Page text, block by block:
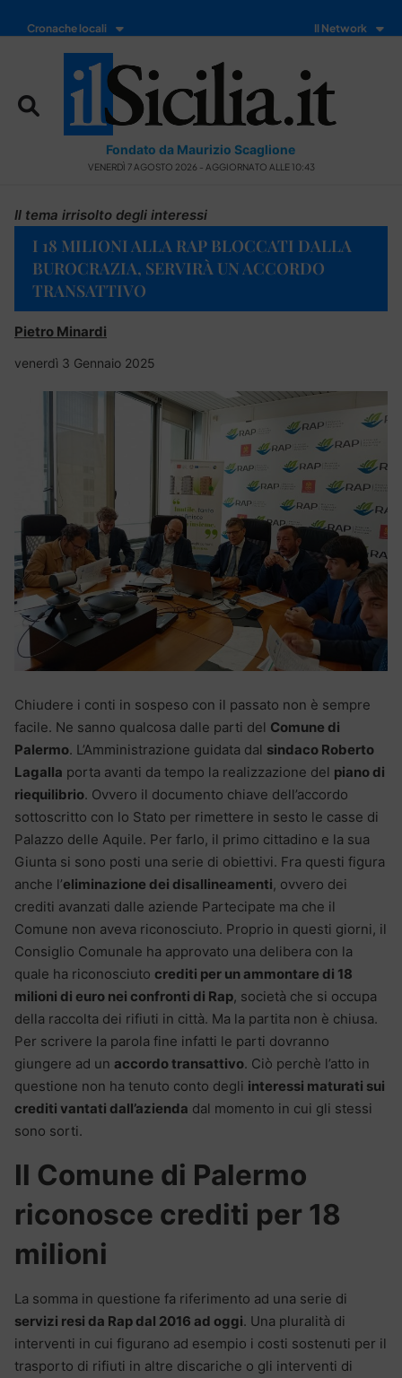
Cronache locali Il Network
Fondato da Maurizio Scaglione
VENERDÌ 7 AGOSTO 2026 - AGGIORNATO ALLE 10:43
Il tema irrisolto degli interessi
I 18 MILIONI ALLA RAP BLOCCATI DALLA
BUROCRAZIA, SERVIRÀ UN ACCORDO
TRANSATTIVO
Pietro Minardi
venerdì 3 Gennaio 2025
Chiudere i conti in sospeso con il passato non è sempre
facile. Ne sanno qualcosa dalle parti del Comune di
Palermo. L’Amministrazione guidata dal sindaco Roberto
Lagalla porta avanti da tempo la realizzazione del piano di
riequilibrio. Ovvero il documento chiave dell’accordo
sottoscritto con lo Stato per rimettere in sesto le casse di
Palazzo delle Aquile. Per farlo, il primo cittadino e la sua
Giunta si sono posti una serie di obiettivi. Fra questi figura
anche l’eliminazione dei disallineamenti, ovvero dei
crediti avanzati dalle aziende Partecipate ma che il
Comune non aveva riconosciuto. Proprio in questi giorni, il
Consiglio Comunale ha approvato una delibera con la
quale ha riconosciuto crediti per un ammontare di 18
milioni di euro nei confronti di Rap, società che si occupa
della raccolta dei rifiuti in città. Ma la partita non è chiusa.
Per scrivere la parola fine infatti le parti dovranno
giungere ad un accordo transattivo. Ciò perchè l’atto in
questione non ha tenuto conto degli interessi maturati sui
crediti vantati dall’azienda dal momento in cui gli stessi
sono sorti.
Il Comune di Palermo
riconosce crediti per 18
milioni
La somma in questione fa riferimento ad una serie di
servizi resi da Rap dal 2016 ad oggi. Una pluralità di
interventi in cui figurano ad esempio i costi sostenuti per il
trasporto di rifiuti in altre discariche o gli interventi di